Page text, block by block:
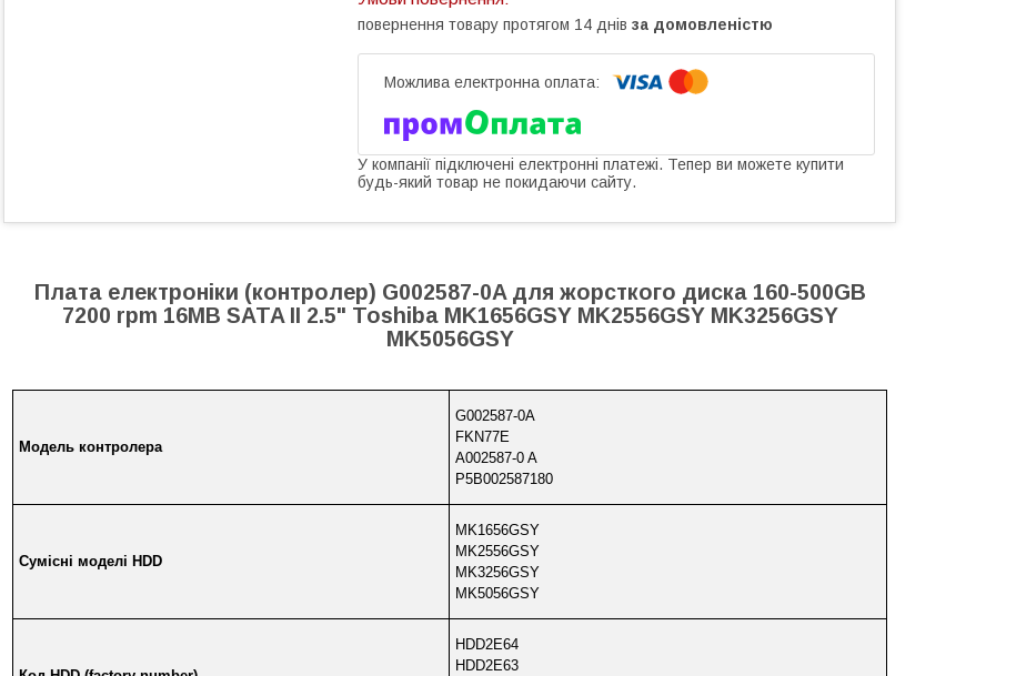
повернення товару протягом 14 днів за домовленістю
У компанії підключені електронні платежі. Тепер ви можете купити
будь-який товар не покидаючи сайту.
Плата електроніки (контролер) G002587-0A для жорсткого диска 160-500GB
7200 rpm 16MB SATA II 2.5" Toshiba MK1656GSY MK2556GSY MK3256GSY
MK5056GSY
Модель контролера
G002587-0A
FKN77E
A002587-0 A
P5B002587180
Сумісні моделі HDD
MK1656GSY
MK2556GSY
MK3256GSY
MK5056GSY
HDD2E64
HDD2E63